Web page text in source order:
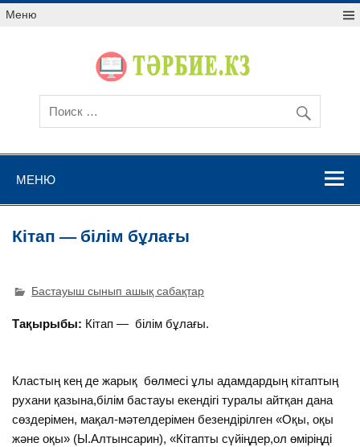
Меню
МЕНЮ
Кітап — білім бұлағы
Бастауыш сынып ашық сабақтар
Тақырыбы: Кітап — білім бұлағы.
Кластың кең де жарық бөлмесі ұлы адамдардың кітаптың
рухани қазына,білім бастауы екендігі туралы айтқан дана
сөздерімен, мақал-мәтелдерімен безендірілген «Оқы, оқы
және оқы» (Ы.Алтынсарин), «Кітапты сүйіңдер,ол өміріңді